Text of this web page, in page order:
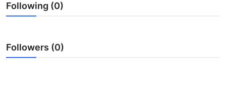
Following (0)
Followers (0)